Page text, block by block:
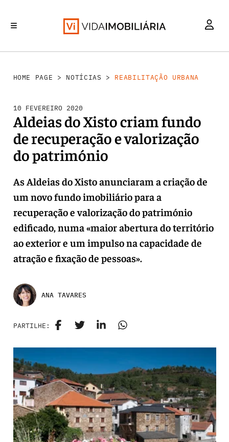
HOME PAGE > NOTÍCIAS > REABILITAÇÃO URBANA
10 FEVEREIRO 2020
Aldeias do Xisto criam fundo
de recuperação e valorização
do património
As Aldeias do Xisto anunciaram a criação de
um novo fundo imobiliário para a
recuperação e valorização do património
edificado, numa «maior abertura do território
ao exterior e um impulso na capacidade de
atração e fixação de pessoas».
ANA TAVARES
PARTILHE: